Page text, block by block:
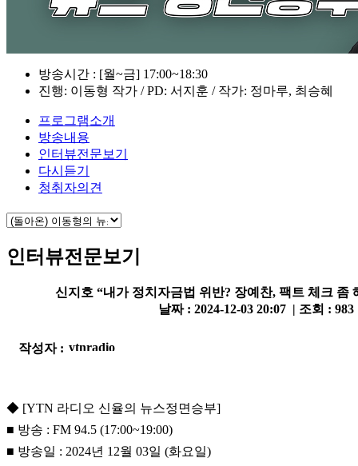
방송시간 : [월~금] 17:00~18:30
진행: 이동형 작가 / PD: 서지훈 / 작가: 정마루, 최승혜
프로그램소개
방송내용
인터뷰전문보기
다시듣기
청취자의견
인터뷰전문보기
신지호 “내가 정치자금법 위반? 장예찬, 팩트 체크 좀
작성자 :
날짜 : 2024-12-03 20:07 | 조회 : 983
◆ [YTN 라디오 신율의 뉴스정면승부]
■ 방송 : FM 94.5 (17:00~19:00)
■ 방송일 : 2024년 12월 03일 (화요일)